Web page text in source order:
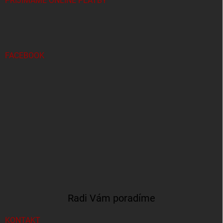
FACEBOOK
Radi Vám poradíme
KONTAKT